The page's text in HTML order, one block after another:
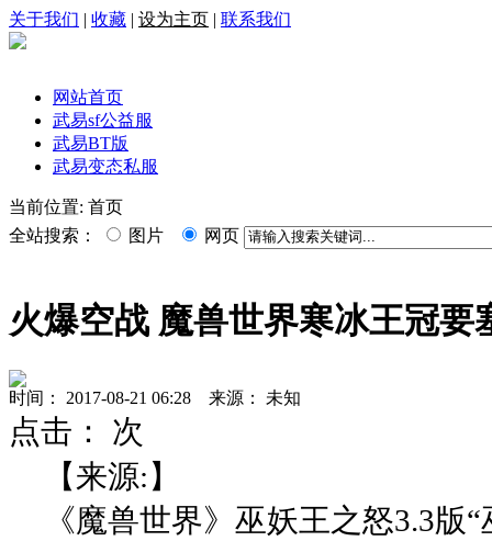
关于我们 | 收藏 | 设为主页 | 联系我们
网站首页
武易sf公益服
武易BT版
武易变态私服
当前位置: 首页
全站搜索：
图片 网页
火爆空战 魔兽世界寒冰王冠要
时间： 2017-08-21 06:28 来源： 未知
点击：
次
【来源:】
《魔兽世界》巫妖王之怒3.3版